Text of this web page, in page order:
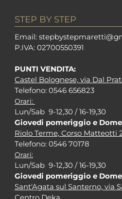
STEP BY STEP
Email: stepbystepm
P.IVA: 02700550391
PUNTI VENDITA:
Castel Bolognese, via Dal
Telefono: 0546 656823
Orari:
Lun/Sab 9-12,30 / 16-19,30
Giovedi pomeriggio e
Riolo Terme, Corso Matteotti
Telefono: 0546 70178
Orari:
Lun/Sab 9-12,30 / 16-19,30
Giovedi pomeriggio e
Sant'Agata sul Santerno, via